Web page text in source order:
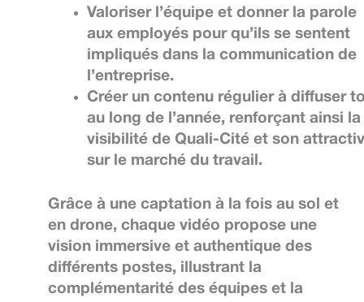
Valoriser l’équipe et donner la parole
aux employés pour qu’ils se sentent
impliqués dans la communication de
l’entreprise.
Créer un contenu régulierà diffuser
au long de l’année, renforçant ainsi la
visibilité de Quali-Cité et son
sur le marché du travail.
Grâce à une captation à la fois au sol
et
en drone, chaque vidéo propose une
vision immersive et authentiquedes
différents postes, illustrant la
complémentarité des équipes et la